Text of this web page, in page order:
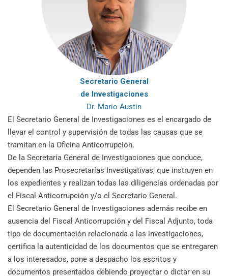
Secretario General
de Investigaciones
Dr. Mario Austin
El Secretario General de Investigaciones es el encargado de
llevar el control y supervisión de todas las causas que se
tramitan en la Oficina Anticorrupción.
De la Secretaría General de Investigaciones que conduce,
dependen las Prosecretarías Investigativas, que instruyen en
los expedientes y realizan todas las diligencias ordenadas por
el Fiscal Anticorrupción y/o el Secretario General.
El Secretario General de Investigaciones además recibe en
ausencia del Fiscal Anticorrupción y del Fiscal Adjunto, toda
tipo de documentación relacionada a las investigaciones,
certifica la autenticidad de los documentos que se entregaren
a los interesados, pone a despacho los escritos y
documentos presentados debiendo proyectar o dictar en su